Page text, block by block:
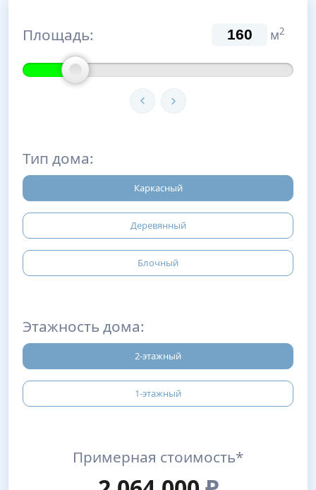
Площадь: м2
Тип дома:
Каркасный
Деревянный
Блочный
Этажность дома:
2-этажный
1-этажный
Примерная стоимость*